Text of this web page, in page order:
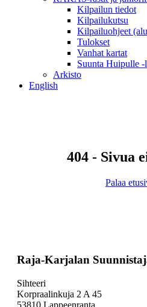
Kilpailun tiedot
Kilpailukutsu
Kilpailuohjeet
Tulokset
Vanhat kartat
Suunta Huipulle
Arkisto
English
404 - Sivua
Palaa
Raja-Karjalan
Sihteeri
Korpraalinkuja 2 A 45